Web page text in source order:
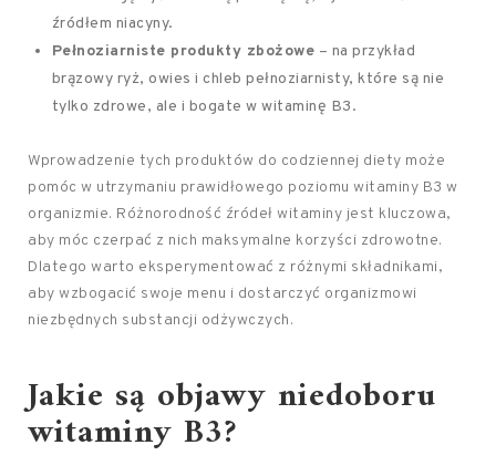
źródłem niacyny.
Pełnoziarniste produkty zbożowe – na przykład
brązowy ryż, owies i chleb pełnoziarnisty, które są nie
tylko zdrowe, ale i bogate w witaminę B3.
Wprowadzenie tych produktów do codziennej diety może
pomóc w utrzymaniu prawidłowego poziomu witaminy B3 w
organizmie. Różnorodność źródeł witaminy jest kluczowa,
aby móc czerpać z nich maksymalne korzyści zdrowotne.
Dlatego warto eksperymentować z różnymi składnikami,
aby wzbogacić swoje menu i dostarczyć organizmowi
niezbędnych substancji odżywczych.
Jakie są objawy niedoboru
witaminy B3?